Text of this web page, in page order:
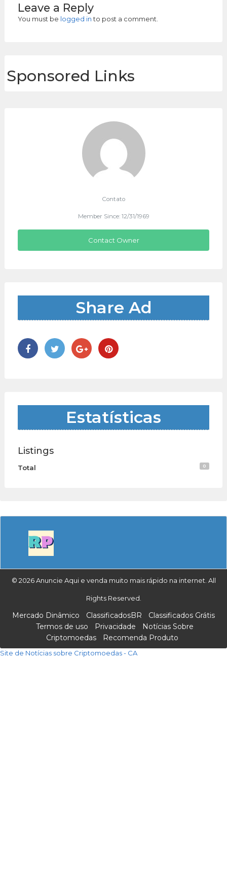
Leave a Reply
You must be logged into post a comment.
Sponsored Links
Contato
Member Since: 12/31/1969
Contact Owner
Share Ad
Estatísticas
Listings
Total 0
© 2026 Anuncie Aqui e venda muito mais rápido na internet. All
Rights Reserved.
Mercado Dinâmico ClassificadosBR
Classificados Grátis
Termos de uso
Privacidade
Notícias Sobre
Criptomoedas
Recomenda Produto
Site de Notícias sobre Criptomoedas - CA